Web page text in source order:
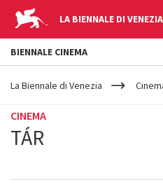
LA BIENNALE DI VENEZIA
YOUR
ARE
La Biennale di Venezia
CINEMA
TÁR
BIENNALE CINEMA